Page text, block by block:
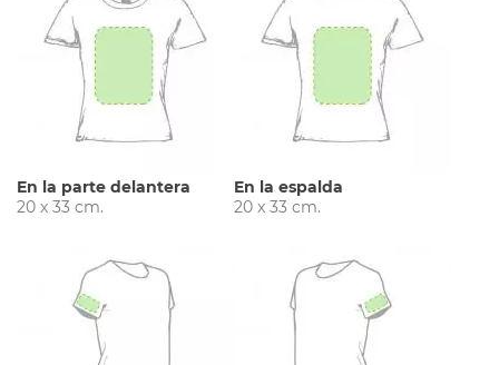
En la parte delantera
20 x 33 cm.
En la espalda
20 x 33 cm.